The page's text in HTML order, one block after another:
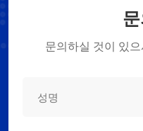
문의하실 것이 있